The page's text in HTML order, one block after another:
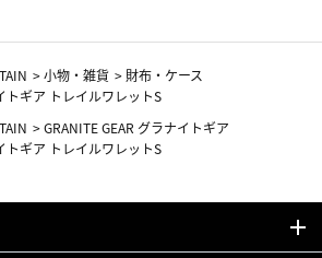
>小物・雑貨 > 財布・ケース
トギア トレイルワレットS
>GRANITE GEAR グラナイトギア
トギア トレイルワレットS